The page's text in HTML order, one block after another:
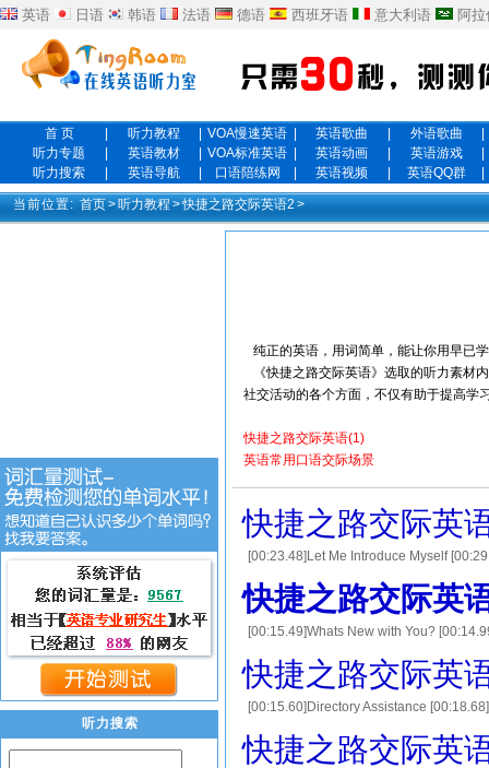
英语 日语 韩语 法语 德语 西班牙语 意大利语 阿
首 页 听力教程 VOA慢速英语 英语歌曲 外语歌曲
听力专题
英语教材 VOA标准英语 英语动画 英语游戏
听力搜索
英语导航 口语陪练网 英语视频 英语QQ群
当前位置: 首页>听力教程 >快捷之路交际英语2 >
纯正的英语，用词简单，能让你用早已
《快捷之路交际英语》选取的听力素材
社交活动的各个方面，不仅有助于提高学
快捷之路交际英语(1)
英语常用口语交际场景
快捷之路交际英
[00:23.48]Let Me Introduce Myself
[00:41.06]你好。让我来作自我介绍。
快捷之路交际英
[00:15.49]Whats New with You?
快捷之路交际英
[00:15.60]Directory Assistance
快捷之路交际英
听力搜索